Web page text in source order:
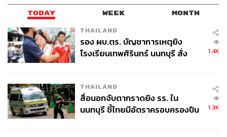
TODAY WEEK MONTH
THAILAND
รอง ผบ.ตร. บัญชาการเหตุยิง
โรงเรียนเทพศิรินทร์ นนทบุรี สั่ง
1.4K
THAILAND
สื่อนอกจับตากราดยิง รร. ใน
นนทบุรี ชี้ไทยมีอัตราครอบครองปืน
1.3K